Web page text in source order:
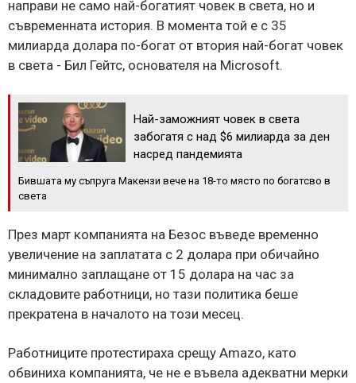
направи не само най-богатият човек в света, но и
съвременната история. В момента той е с 35
милиарда долара по-богат от втория най-богат човек
в света - Бил Гейтс, основателя на Microsoft.
Най-заможният човек в света
забогатя с над $6 милиарда за ден
насред пандемията
Бившата му съпруга Макензи вече на 18-то място по богатсво в
света
През март компанията на Безос въведе временно
увеличение на заплатата с 2 долара при обичайно
минимално заплащане от 15 долара на час за
складовите работници, но тази политика беше
прекратена в началото на този месец.
Работниците протестираха срещу Amazo, като
обвиниха компанията, че не е въвела адекватни мерки